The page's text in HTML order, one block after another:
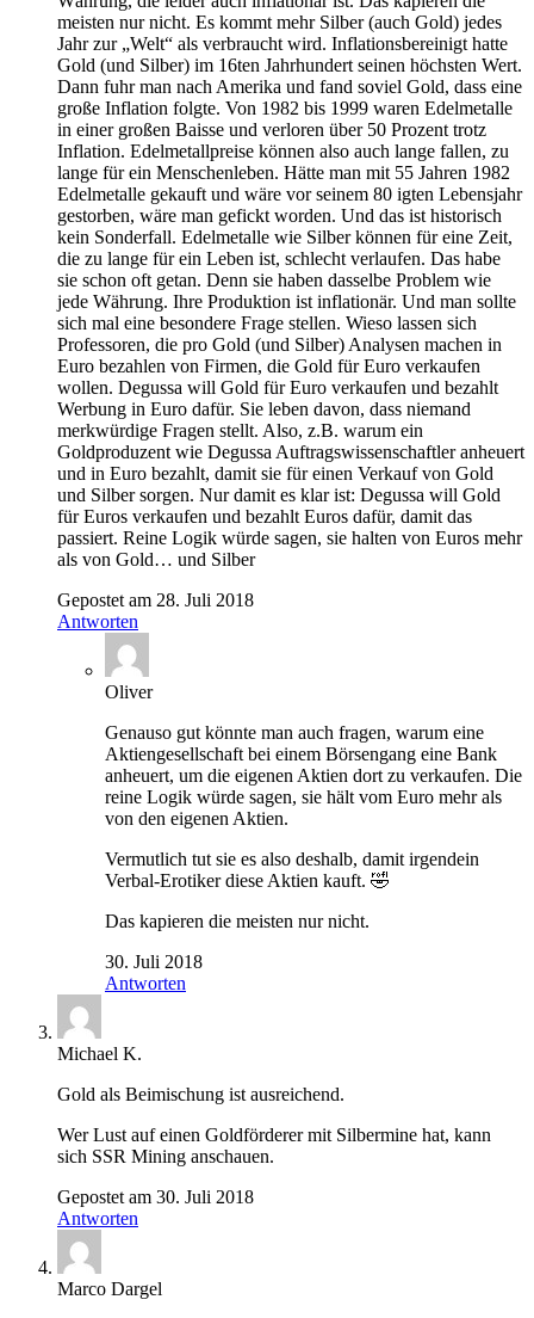
meisten nur nicht. Es kommt mehr Silber (auch Gold) jedes
Jahr zur „Welt“ als verbraucht wird. Inflationsbereinigt hatte
Gold (und Silber) im 16ten Jahrhundert seinen höchsten Wert.
Dann fuhr man nach Amerika und fand soviel Gold, dass eine
große Inflation folgte. Von 1982 bis 1999 waren Edelmetalle
in einer großen Baisse und verloren über 50 Prozent trotz
Inflation. Edelmetallpreise können also auch lange fallen, zu
lange für ein Menschenleben. Hätte man mit 55 Jahren 1982
Edelmetalle gekauft und wäre vor seinem 80 igten Lebensjahr
gestorben, wäre man gefickt worden. Und das ist historisch
kein Sonderfall. Edelmetalle wie Silber können für eine Zeit,
die zu lange für ein Leben ist, schlecht verlaufen. Das habe
sie schon oft getan. Denn sie haben dasselbe Problem wie
jede Währung. Ihre Produktion ist inflationär. Und man sollte
sich mal eine besondere Frage stellen. Wieso lassen sich
Professoren, die pro Gold (und Silber) Analysen machen in
Euro bezahlen von Firmen, die Gold für Euro verkaufen
wollen. Degussa will Gold für Euro verkaufen und bezahlt
Werbung in Euro dafür. Sie leben davon, dass niemand
merkwürdige Fragen stellt. Also, z.B. warum ein
Goldproduzent wie Degussa Auftragswissenschaftler anheuert
und in Euro bezahlt, damit sie für einen Verkauf von Gold
und Silber sorgen. Nur damit es klar ist: Degussa will Gold
für Euros verkaufen und bezahlt Euros dafür, damit das
passiert. Reine Logik würde sagen, sie halten von Euros mehr
als von Gold… und Silber
Gepostet am 28. Juli 2018
Antworten
Oliver
Genauso gut könnte man auch fragen, warum eine
Aktiengesellschaft bei einem Börsengang eine Bank
anheuert, um die eigenen Aktien dort zu verkaufen. Die
reine Logik würde sagen, sie hält vom Euro mehr als
von den eigenen Aktien.
Vermutlich tut sie es also deshalb, damit irgendein
Verbal-Erotiker diese Aktien kauft. 🤣
Das kapieren die meisten nur nicht.
30. Juli 2018
Antworten
Michael K.
Gold als Beimischung ist ausreichend.
Wer Lust auf einen Goldförderer mit Silbermine hat, kann
sich SSR Mining anschauen.
Gepostet am 30. Juli 2018
Antworten
Marco Dargel